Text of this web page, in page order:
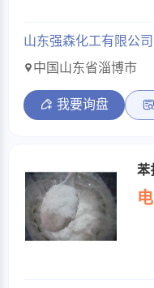
山东强森化工有限公司
中国山东省淄博市
我要询盘
苯